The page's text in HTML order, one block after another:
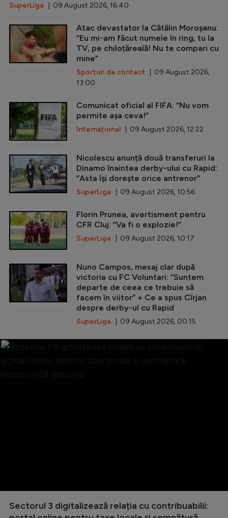
SuperLiga | 09 August 2026, 16:40
Atac devastator la Cătălin Moroșanu:
”Eu mi-am făcut numele în ring, tu la
TV, pe chiloțăreală! Nu te compari cu
mine”
Sporturi de contact | 09 August 2026,
13:00
Comunicat oficial al FIFA: ”Nu vom
permite așa ceva!”
Internațional | 09 August 2026, 12:22
Nicolescu anunță două transferuri la
Dinamo înaintea derby-ului cu Rapid:
”Asta își dorește orice antrenor”
SuperLiga | 09 August 2026, 10:56
Florin Prunea, avertisment pentru
CFR Cluj: ”Va fi o explozie!”
SuperLiga | 09 August 2026, 10:17
Nuno Campos, mesaj clar după
victoria cu FC Voluntari: ”Suntem
departe de ceea ce trebuie să
facem în viitor” + Ce a spus Cîrjan
despre derby-ul cu Rapid
SuperLiga | 09 August 2026, 00:15
Sectorul 3 digitalizează relația cu contribuabilii: